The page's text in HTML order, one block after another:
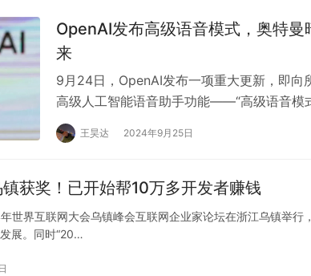
OpenAI发布高级语音模式，奥特曼
来
9月24日，OpenAI发布一项重大更新，即向
高级人工智能语音助手功能——“高级语音
称AVM）…
王昊达 2024年9月25日
获奖！已开始帮10万多开发者赚钱
世界互联网大会乌镇峰会互联网企业家论坛在浙江乌镇举行
展。同时“20…